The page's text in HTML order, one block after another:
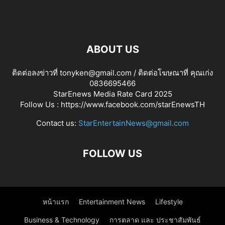
ABOUT US
ติดต่อลงข่าวที่ tonyken@gmail.com / ติดต่อโฆษณาที่ คุณเก่ง
0836695466
StarEnews Media Rate Card 2025
Follow Us : https://www.facebook.com/starEnewsTH
Contact us: StarEntertainNews@gmail.com
FOLLOW US
หน้าแรก Entertainment News Lifestyle
Business & Technology การตลาด และ ประชาสัมพันธ์